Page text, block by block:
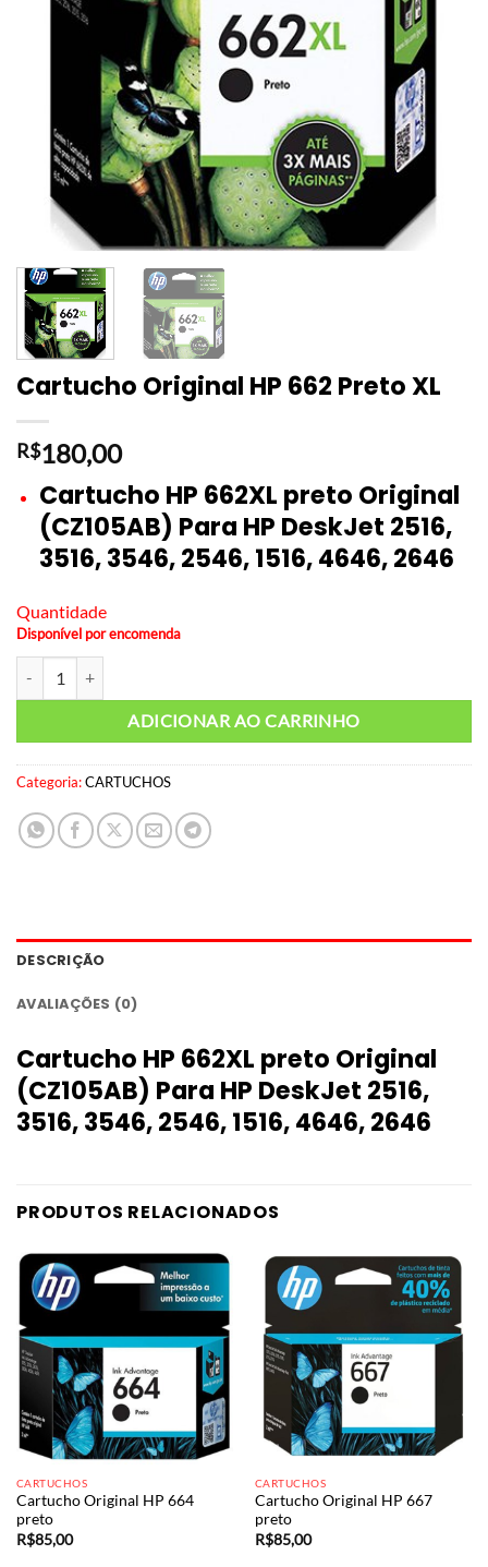
Cartucho Original HP 662 Preto XL
R$180,00
Cartucho HP 662XL preto Original
(CZ105AB) Para HP DeskJet 2516,
3516, 3546, 2546, 1516, 4646, 2646
Quantidade
Disponível por encomenda
ADICIONAR AO CARRINHO
Categoria:CARTUCHOS
DESCRIÇÃO
AVALIAÇÕES (0)
Cartucho HP 662XL preto Original
(CZ105AB) Para HP DeskJet 2516,
3516, 3546, 2546, 1516, 4646, 2646
PRODUTOS RELACIONADOS
CARTUCHOS
Cartucho Original HP 664
preto
R$85,00
CARTUCHOS
Cartucho Original HP 667
preto
R$85,00